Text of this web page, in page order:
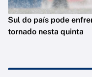
Sul do país pode
tornado nesta quinta